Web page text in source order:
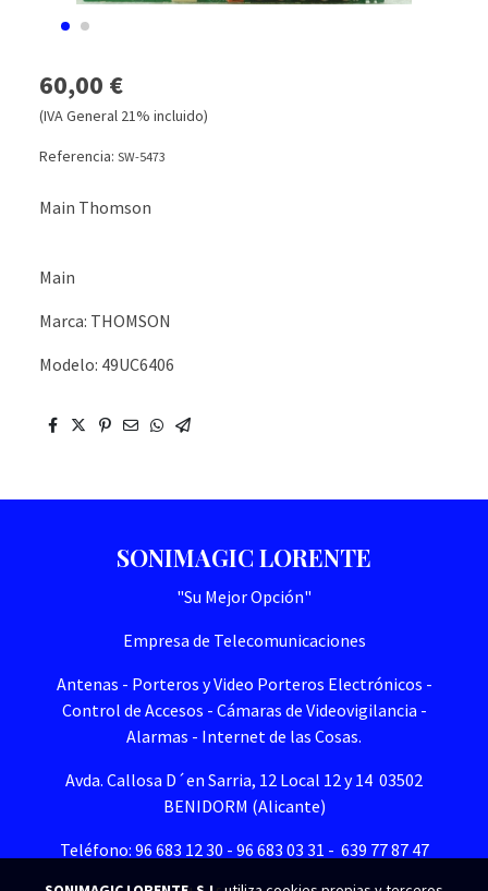
60,00 €
(IVA General 21% incluido)
Referencia: SW-5473
Main Thomson
Main
Marca: THOMSON
Modelo: 49UC6406
SONIMAGIC LORENTE
"Su Mejor Opción"
Empresa de Telecomunicaciones
Antenas - Porteros y Video Porteros Electrónicos -
Control de Accesos - Cámaras de Videovigilancia -
Alarmas - Internet de las Cosas.
Avda. Callosa D´en Sarria, 12 Local 12 y 14 03502
BENIDORM (Alicante)
Teléfono: 96 683 12 30 - 96 683 03 31 - 639 77 87 47